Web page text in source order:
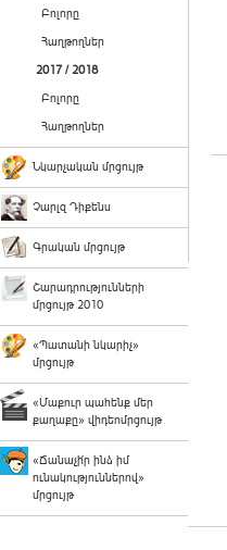
Բոլորը
Հաղթողներ
2017 / 2018
Բոլորը
Հաղթողներ
Նկարչական մրցույթ
Չարլզ Դիքենս
Գրական մրցույթ
Շարադրությունների
մրցույթ 2010
«Պատանի նկարիչ»
մրցույթ
«Մաքուր պահենք մեր
քաղաքը» վիդեոմրցույթ
«Ճանաչի՛ր ինձ իմ
ունակություններով»
մրցույթ